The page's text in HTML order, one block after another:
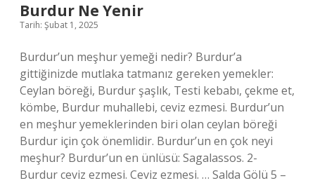
Burdur Ne Yenir
Tarih: Şubat 1, 2025
Burdur’un meşhur yemeği nedir? Burdur’a
gittiğinizde mutlaka tatmanız gereken yemekler:
Ceylan böreği, Burdur şaşlık, Testi kebabı, çekme et,
kömbe, Burdur muhallebi, ceviz ezmesi. Burdur’un
en meşhur yemeklerinden biri olan ceylan böreği
Burdur için çok önemlidir. Burdur’un en çok neyi
meşhur? Burdur’un en ünlüsü: Sagalassos. 2-
Burdur ceviz ezmesi. Ceviz ezmesi. … Salda Gölü 5 –